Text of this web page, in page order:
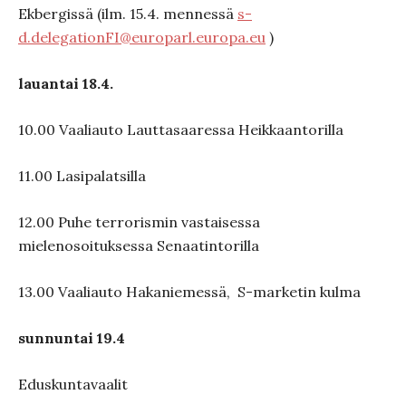
Ekbergissä (ilm. 15.4. mennessä s-
d.delegationFI@europarl.europa.eu )
lauantai 18.4.
10.00 Vaaliauto Lauttasaaressa Heikkaantorilla
11.00 Lasipalatsilla
12.00 Puhe terrorismin vastaisessa
mielenosoituksessa Senaatintorilla
13.00 Vaaliauto Hakaniemessä, S-marketin kulma
sunnuntai 19.4
Eduskuntavaalit